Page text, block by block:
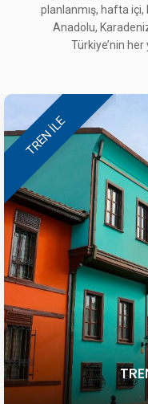
planlanmış, hafta içi,
Anadolu,
Türkiye’nin her